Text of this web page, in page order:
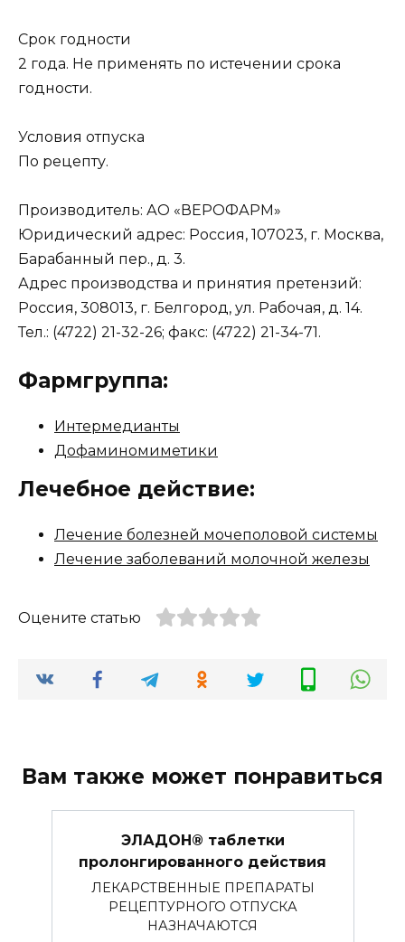
Срок годности
2 года. Не применять по истечении срока
годности.
Условия отпуска
По рецепту.
Производитель: АО «ВЕРОФАРМ»
Юридический адрес: Россия, 107023, г. Москва,
Барабанный пер., д. 3.
Адрес производства и принятия претензий:
Россия, 308013, г. Белгород, ул. Рабочая, д. 14.
Тел.: (4722) 21-32-26; факс: (4722) 21-34-71.
Фармгруппа:
Интермедианты
Дофаминомиметики
Лечебное действие:
Лечение болезней мочеполовой системы
Лечение заболеваний молочной железы
Оцените статью
Вам также может понравиться
ЭЛАДОН® таблетки
пролонгированного действия
ЛЕКАРСТВЕННЫЕ ПРЕПАРАТЫ
РЕЦЕПТУРНОГО ОТПУСКА
НАЗНАЧАЮТСЯ